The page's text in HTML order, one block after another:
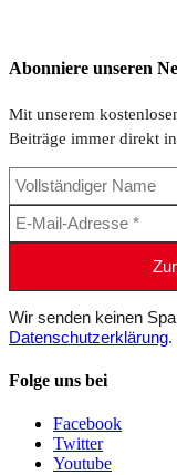
Abonniere unseren
Mit unserem
Beiträge immer direkt
Wir senden keinen
Datenschutzerklärung.
Folge uns bei
Facebook
Twitter
Youtube